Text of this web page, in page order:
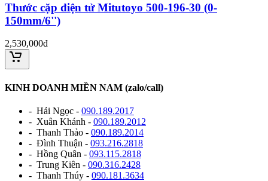
Thước cặp điện tử Mitutoyo 500-196-30 (0-
150mm/6'')
2,530,000đ
KINH DOANH MIỀN NAM (zalo/call)
- Hải Ngọc - 090.189.2017
- Xuân Khánh - 090.189.2012
- Thanh Thảo - 090.189.2014
- Đình Thuận - 093.216.2818
- Hồng Quân - 093.115.2818
- Trung Kiên - 090.316.2428
- Thanh Thúy - 090.181.3634